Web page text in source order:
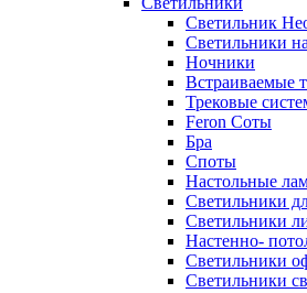
Светильник
Светильники
Ночники
Встраиваемые
Трековые
Feron Соты
Бра
Споты
Настольные
Светильники
Светильники
Настенно-
Светильники
Светильники